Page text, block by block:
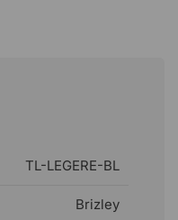
TL-LEGERE-BL
Brizley